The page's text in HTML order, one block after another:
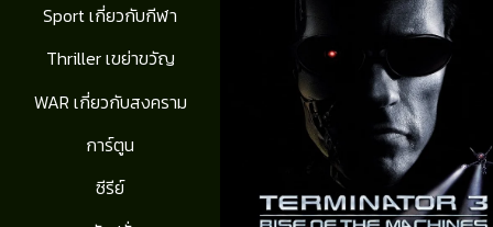
Sport เกี่ยวกับกีฬา
Thriller เขย่าขวัญ
WAR เกี่ยวกับสงคราม
การ์ตูน
ซีรีย์